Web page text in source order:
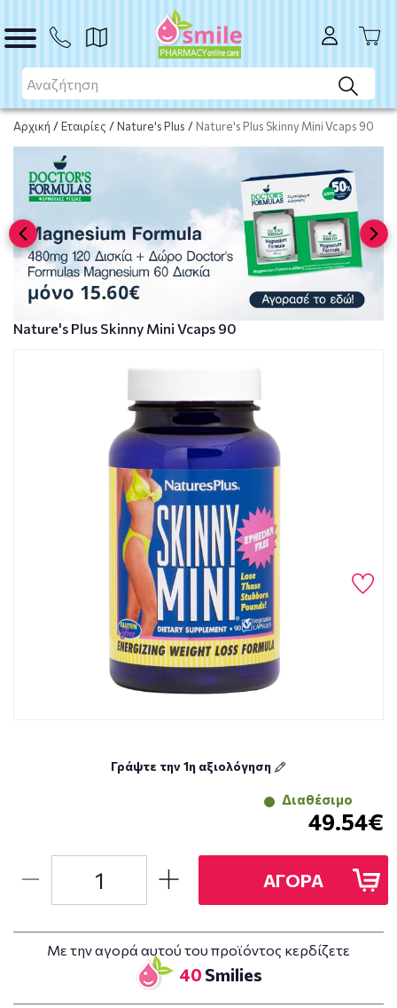
Αρχική /Εταιρίες /Nature's Plus / Nature's Plus Skinny Mini Vcaps 90
ΑΓΟΡΑ
Nature's Plus Skinny Mini Vcaps 90
Γράψτε την 1η αξιολόγηση
Διαθέσιμο
49.54€
ΑΓΟΡΑ
Με την αγορά αυτού του προϊόντος κερδίζετε
40 Smilies